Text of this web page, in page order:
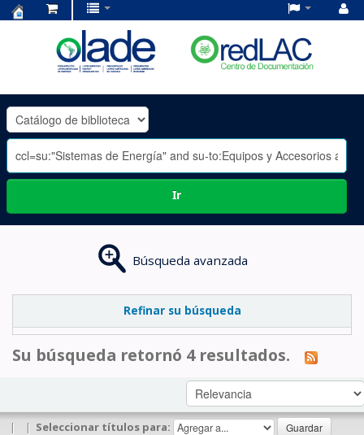
OLADE
-
Ir
Búsqueda avanzada
Refinar su búsqueda
Su búsqueda retornó 4 resultados.
| | Seleccionar títulos para: